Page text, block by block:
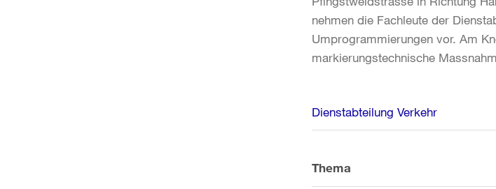
nehmen die Fachleute der
Umprogrammierungen vor. Am
markierungstechnische
Weitere
Informationen
Dienstabteilung Verkehr
Thema